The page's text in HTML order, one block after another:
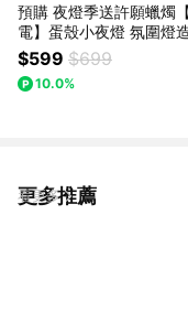
預購 夜燈季送許願蠟燭
電】蛋殼小夜燈 氛圍燈
蛋殼造型小夜燈 禮物夜燈
願蠟燭)
$599 $699
10.0%
更多推薦
看更多